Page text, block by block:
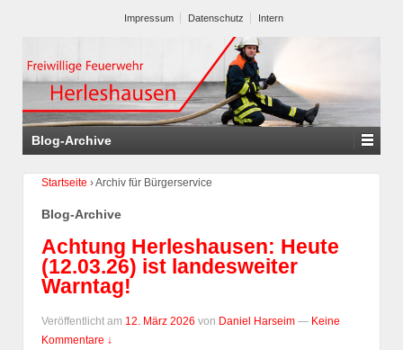
Impressum Datenschutz Intern
Blog-Archive
Startseite ›Archiv für Bürgerservice
Blog-Archive
Achtung Herleshausen: Heute
(12.03.26) ist landesweiter
Warntag!
Veröffentlicht am 12. März 2026 von Daniel Harseim — Keine
Kommentare ↓